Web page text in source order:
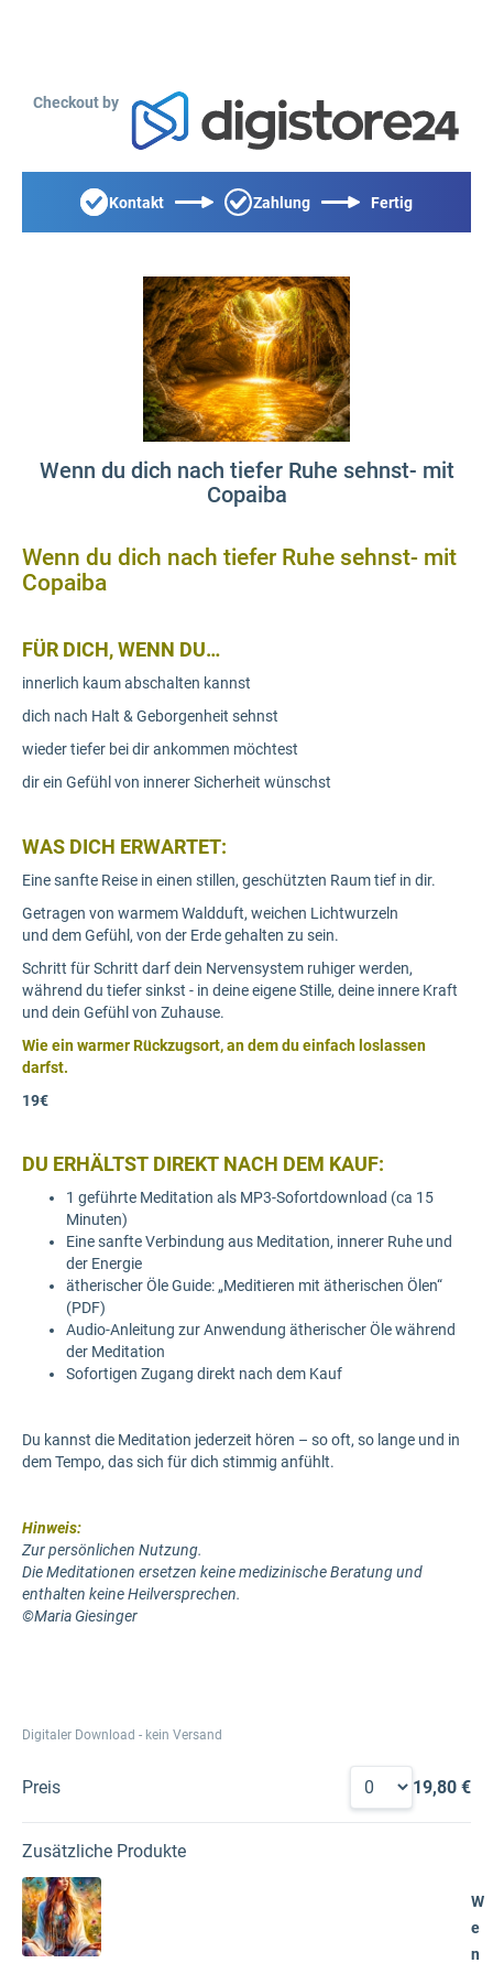
Checkout by
Kontakt Zahlung Fertig
Wenn du dich nach tiefer Ruhe sehnst- mit
Copaiba
Wenn du dich nach tiefer Ruhe sehnst- mit
Copaiba
FÜR DICH, WENN DU…
innerlich kaum abschalten kannst
dich nach Halt & Geborgenheit sehnst
wieder tiefer bei dir ankommen möchtest
dir ein Gefühl von innerer Sicherheit wünschst
WAS DICH ERWARTET:
Eine sanfte Reise in einen stillen, geschützten Raum tief in dir.
Getragen von warmem Waldduft, weichen Lichtwurzeln
und dem Gefühl, von der Erde gehalten zu sein.
Schritt für Schritt darf dein Nervensystem ruhiger werden,
während du tiefer sinkst - in deine eigene Stille, deine innere Kraft
und dein Gefühl von Zuhause.
Wie ein warmer Rückzugsort, an dem du einfach loslassen
darfst.
19€
DU ERHÄLTST DIREKT NACH DEM KAUF:
1 geführte Meditation als MP3-Sofortdownload (ca 15
Minuten)
Eine sanfte Verbindung aus Meditation, innerer Ruhe und
der Energie
ätherischer Öle Guide: „Meditieren mit ätherischen Ölen“
(PDF)
Audio-Anleitung zur Anwendung ätherischer Öle während
der Meditation
Sofortigen Zugang direkt nach dem Kauf
Du kannst die Meditation jederzeit hören – so oft, so lange und in
dem Tempo, das sich für dich stimmig anfühlt.
Hinweis:
Zur persönlichen Nutzung.
Die Meditationen ersetzen keine medizinische Beratung und
enthalten keine Heilversprechen.
©Maria Giesinger
Digitaler Download - kein Versand
Preis 19,80 €
Zusätzliche Produkte
W
e
n